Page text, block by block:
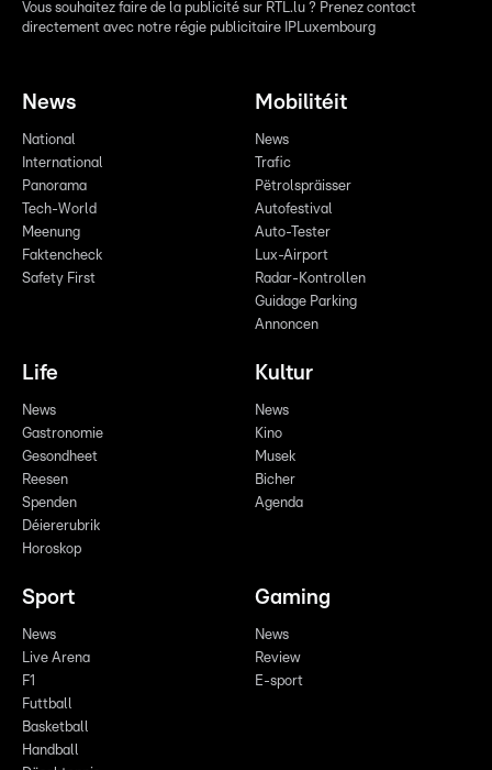
Vous souhaitez faire de la publicité sur RTL.lu ? Prenez contact
directement avec notre régie publicitaire IPLuxembourg
News
National
International
Panorama
Tech-World
Meenung
Faktencheck
Safety First
Mobilitéit
News
Trafic
Pëtrolspräisser
Autofestival
Auto-Tester
Lux-Airport
Radar-Kontrollen
Guidage Parking
Annoncen
Life
News
Gastronomie
Gesondheet
Reesen
Spenden
Déiererubrik
Horoskop
Kultur
News
Kino
Musek
Bicher
Agenda
Sport
News
Live Arena
F1
Futtball
Basketball
Handball
Gaming
News
Review
E-sport